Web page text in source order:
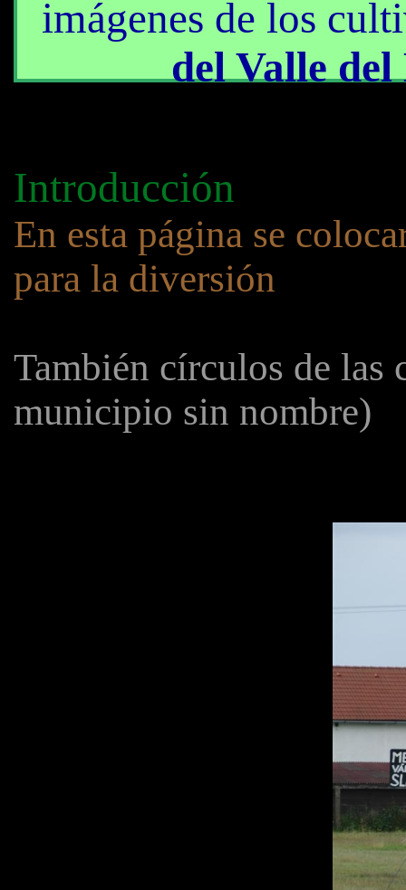
imágenes de los
del Valle del
Introducción
En esta página se
para la diversión
También círculos de las
municipio sin nombre)